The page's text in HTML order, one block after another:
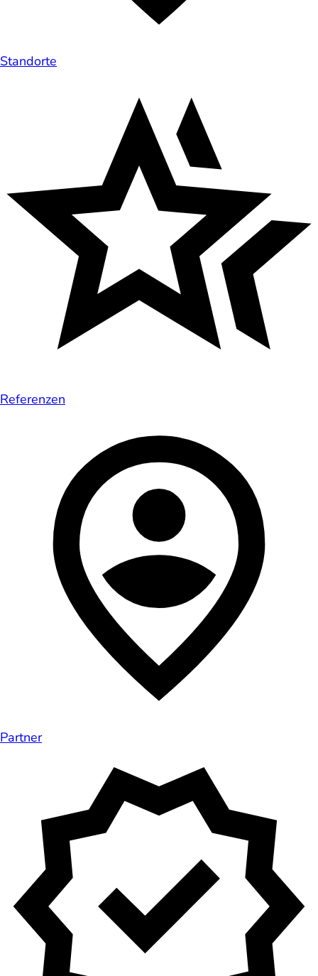
Standorte
Referenzen
Partner